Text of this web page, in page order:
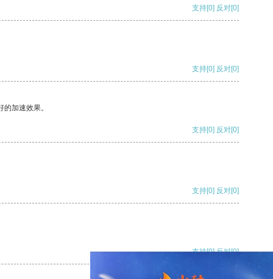
支持[0] 反对[0]
支持[0] 反对[0]
加速效果。
支持[0] 反对[0]
支持[0] 反对[0]
支持[0] 反对[0]